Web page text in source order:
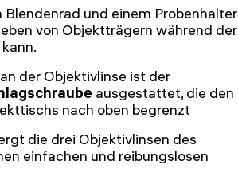
und einem Probenhalter
von Objektträgern während der
der Objektivlinse ist der
ausgestattet, die den
nach oben begrenzt
die drei Objektivlinsen des
einfachen und reibungslosen